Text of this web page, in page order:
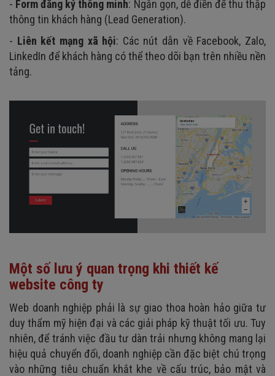
- Form đăng ký thông minh: Ngắn gọn, dễ điền để thu thập
thông tin khách hàng (Lead Generation).
- Liên kết mạng xã hội: Các nút dẫn về Facebook, Zalo,
LinkedIn để khách hàng có thể theo dõi bạn trên nhiều nền
tảng.
Một số lưu ý quan trọng khi thiết kế
website công ty
Web doanh nghiệp phải là sự giao thoa hoàn hảo giữa tư
duy thẩm mỹ hiện đại và các giải pháp kỹ thuật tối ưu. Tuy
nhiên, để tránh việc đầu tư dàn trải nhưng không mang lại
hiệu quả chuyển đổi, doanh nghiệp cần đặc biệt chú trọng
vào những tiêu chuẩn khắt khe về cấu trúc, bảo mật và